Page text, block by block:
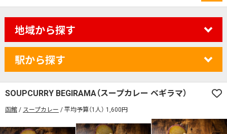
地域から探す
カレーのジャンルを絞り込む
1人でも入りやすいお店
駅から探す
カレーのジャンルを絞り込む
SOUPCURRY BEGIRAMA（スープカレー ベギラマ）
函館 スープカレー 平均予算（1人） 1,600円